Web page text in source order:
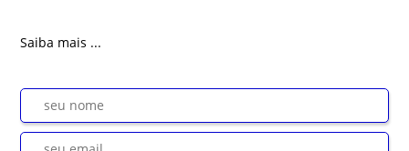
Saiba mais ...